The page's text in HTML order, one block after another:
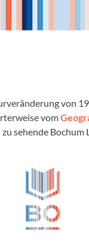
von
vom
sehende